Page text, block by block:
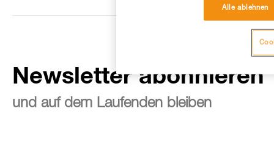
Newsletter abonnieren
und auf dem Laufenden bleiben
Alle ablehnen